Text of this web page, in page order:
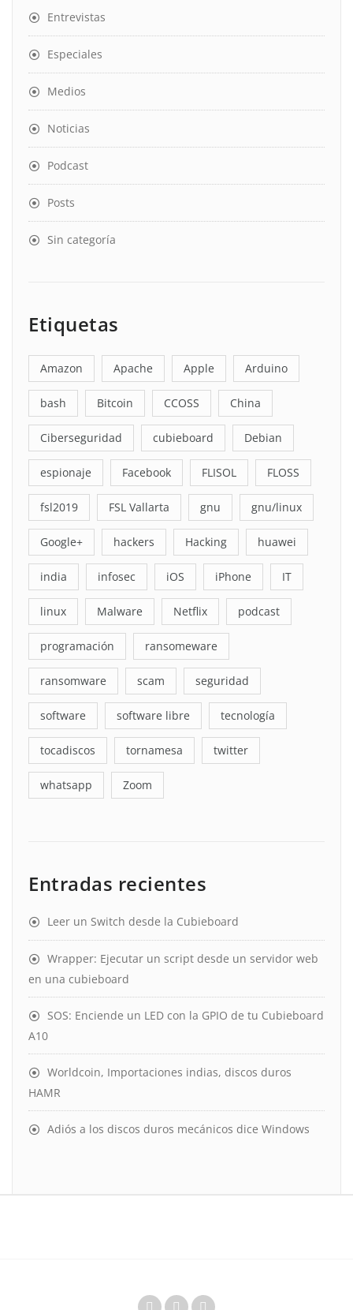
Entrevistas
Especiales
Medios
Noticias
Podcast
Posts
Sin categoría
Etiquetas
Amazon Apache Apple Arduino
bash Bitcoin CCOSS China
Ciberseguridad cubieboard Debian
espionaje Facebook FLISOL FLOSS
fsl2019 FSL Vallarta gnu gnu/linux
Google+ hackers Hacking huawei
india infosec iOS iPhone IT
linux Malware Netflix podcast
programación ransomeware
ransomware scam seguridad
software software libre tecnología
tocadiscos tornamesa twitter
whatsapp Zoom
Entradas recientes
Leer un Switch desde la Cubieboard
Wrapper: Ejecutar un script desde un servidor web
en una cubieboard
SOS: Enciende un LED con la GPIO de tu Cubieboard
A10
Worldcoin, Importaciones indias, discos duros
HAMR
Adiós a los discos duros mecánicos dice Windows